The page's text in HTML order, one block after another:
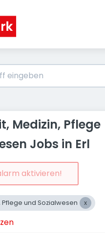
Medizin, Pflege
Jobs in Erl
aktivieren!
Pflege und Sozialwesen